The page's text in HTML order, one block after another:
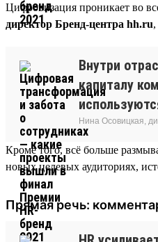
Цифровизация проникает во
директор Бренд-центра hh.ru
Внутри
капиталу
Нина Осовицкая,
Кроме того, всё больше
новых целевых аудиториях,
Прямая речь: